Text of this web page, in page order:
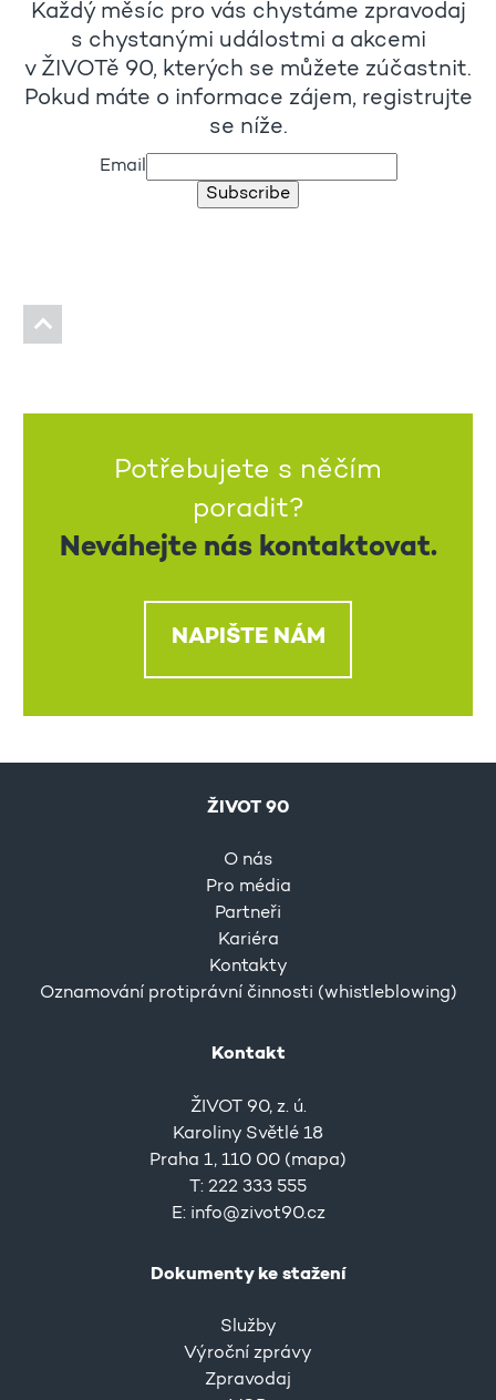
Každý měsíc pro vás chystáme zpravodaj
s chystanými událostmi a akcemi
v ŽIVOTě 90, kterých se můžete zúčastnit.
Pokud máte o informace zájem, registrujte
se níže.
Email
Subscribe
Potřebujete s něčím
poradit?
Neváhejte nás kontaktovat.
NAPIŠTE NÁM
ŽIVOT 90
O nás
Pro média
Partneři
Kariéra
Kontakty
Oznamování protiprávní činnosti (whistleblowing)
Kontakt
ŽIVOT 90, z. ú.
Karoliny Světlé 18
Praha 1, 110 00 (mapa)
T: 222 333 555
E: info@zivot90.cz
Dokumenty ke stažení
Služby
Výroční zprávy
Zpravodaj